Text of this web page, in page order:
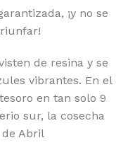
¡y no se
de resina y se
vibrantes. En el
en tan solo 9
sur, la cosecha
Abril